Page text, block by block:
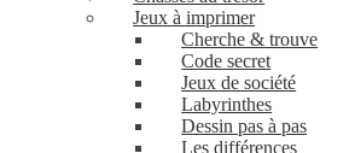
Jeux à imprimer
Cherche & trouve
Code secret
Jeux de société
Labyrinthes
Dessin pas à pas
Les différences